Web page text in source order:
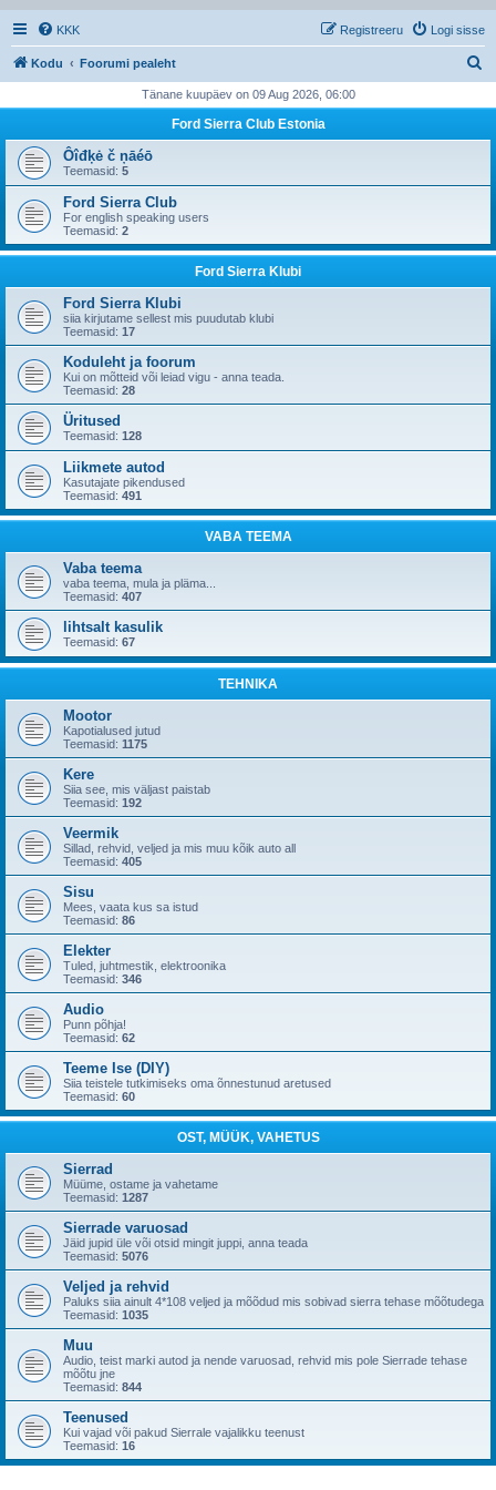
KKK Logi sisse
Registreeru
Kodu Foorumi pealeht
i
Tänane kuupäev on 09 Aug 2026, 06:00
Ford Sierra Club Estonia
Ôîđķė č ņāéō
Teemasid: 5
Ford Sierra Club
For english speaking users
Teemasid: 2
Ford Sierra Klubi
Ford Sierra Klubi
siia kirjutame sellest mis puudutab klubi
Teemasid: 17
Koduleht ja foorum
Kui on mõtteid või leiad vigu - anna teada.
Teemasid: 28
Üritused
Teemasid: 128
Liikmete autod
Kasutajate pikendused
Teemasid: 491
VABA TEEMA
Vaba teema
vaba teema, mula ja pläma...
Teemasid: 407
lihtsalt kasulik
Teemasid: 67
TEHNIKA
Mootor
Kapotialused jutud
Teemasid: 1175
Kere
Siia see, mis väljast paistab
Teemasid: 192
Veermik
Sillad, rehvid, veljed ja mis muu kõik auto all
Teemasid: 405
Sisu
Mees, vaata kus sa istud
Teemasid: 86
Elekter
Tuled, juhtmestik, elektroonika
Teemasid: 346
Audio
Punn põhja!
Teemasid: 62
Teeme Ise (DIY)
Siia teistele tutkimiseks oma õnnestunud aretused
Teemasid: 60
OST, MÜÜK, VAHETUS
Sierrad
Müüme, ostame ja vahetame
Teemasid: 1287
Sierrade varuosad
Jäid jupid üle või otsid mingit juppi, anna teada
Teemasid: 5076
Veljed ja rehvid
Paluks siia ainult 4*108 veljed ja mõõdud mis sobivad sierra tehase mõõtudega
Teemasid: 1035
Muu
Audio, teist marki autod ja nende varuosad, rehvid mis pole Sierrade tehase
mõõtu jne
Teemasid: 844
Teenused
Kui vajad või pakud Sierrale vajalikku teenust
Teemasid: 16